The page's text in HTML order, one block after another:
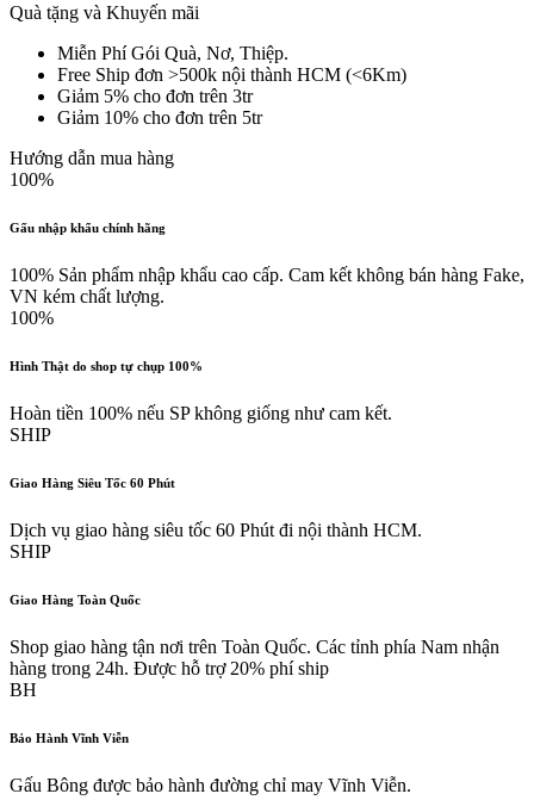
Quà tặng và Khuyến mãi
Miễn Phí Gói Quà, Nơ, Thiệp.
Free Ship đơn >500k nội thành HCM (<6Km)
Giảm 5% cho đơn trên 3tr
Giảm 10% cho đơn trên 5tr
Hướng dẫn mua hàng
100%
Gấu nhập khẩu chính hãng
100% Sản phẩm nhập khẩu cao cấp. Cam kết không bán hàng Fake,
VN kém chất lượng.
100%
Hình Thật do shop tự chụp 100%
Hoàn tiền 100% nếu SP không giống như cam kết.
SHIP
Giao Hàng Siêu Tốc 60 Phút
Dịch vụ giao hàng siêu tốc 60 Phút đi nội thành HCM.
SHIP
Giao Hàng Toàn Quốc
Shop giao hàng tận nơi trên Toàn Quốc. Các tỉnh phía Nam nhận
hàng trong 24h. Được hỗ trợ 20% phí ship
BH
Bảo Hành Vĩnh Viễn
Gấu Bông được bảo hành đường chỉ may Vĩnh Viễn.